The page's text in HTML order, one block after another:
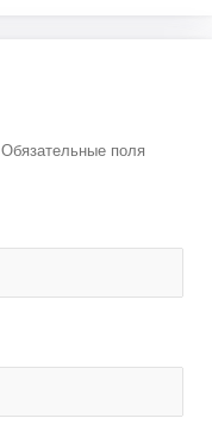
Обязательные поля